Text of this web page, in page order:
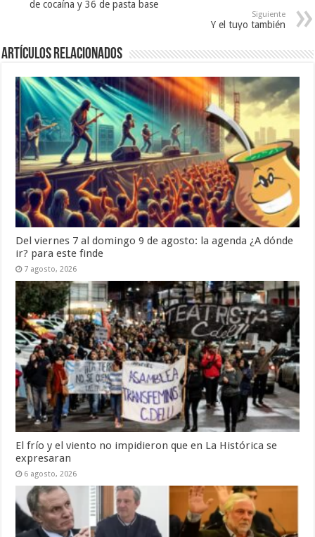
de cocaína y 36 de pasta base
Siguiente
Y el tuyo también
Artículos Relacionados
Del viernes 7 al domingo 9 de agosto: la agenda ¿A dónde
ir? para este finde
7 agosto, 2026
El frío y el viento no impidieron que en La Histórica se
expresaran
6 agosto, 2026